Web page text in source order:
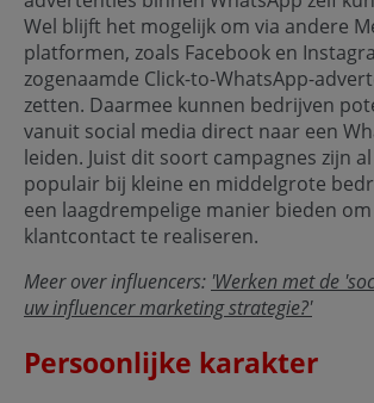
Wel blijft het mogelijk om via andere
platformen, zoals Facebook en
zogenaamde Click-to-WhatsApp-
zetten. Daarmee kunnen bedrijven
vanuit social media direct naar een
leiden. Juist dit soort campagnes zijn
populair bij kleine en middelgrote
een laagdrempelige manier bieden
klantcontact te realiseren.
Meer over influencers: 'Werken met de
uw influencer marketing strategie?'
Persoonlijke karakter